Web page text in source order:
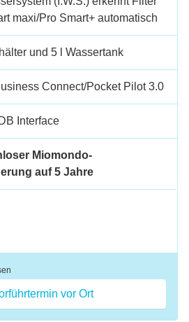
maxi/Pro Smart+ automatisch
und 5 l Wassertank
Connect/Pocket Pilot 3.0
Interface
Miomondo-
auf 5 Jahre
vor Ort